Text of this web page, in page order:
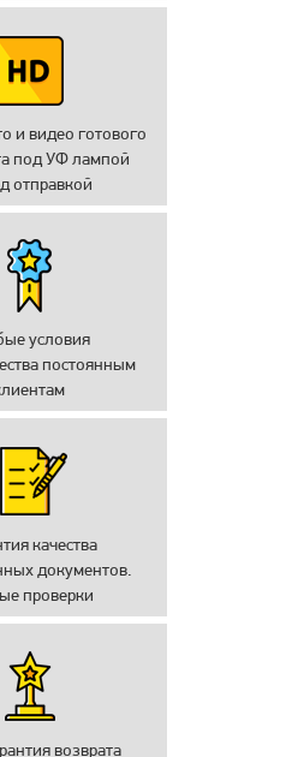
и видео готового
под УФ лампой
отправкой
условия
постоянным
качества
документов.
проверки
возврата